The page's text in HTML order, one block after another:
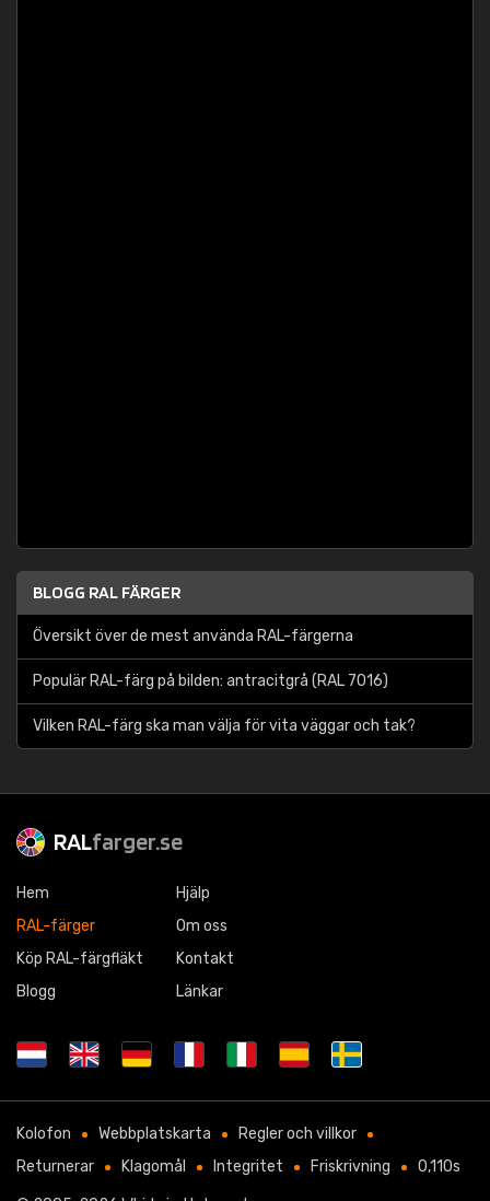
BLOGG RAL FÄRGER
Översikt över de mest använda RAL-färgerna
Populär RAL-färg på bilden: antracitgrå (RAL 7016)
Vilken RAL-färg ska man välja för vita väggar och tak?
RALfarger.se
Hem
RAL-färger
Köp RAL-färgfläkt
Blogg
Hjälp
Om oss
Kontakt
Länkar
Kolofon Webbplatskarta
Regler och villkor
Returnerar
Klagomål Integritet Friskrivning 0,110s